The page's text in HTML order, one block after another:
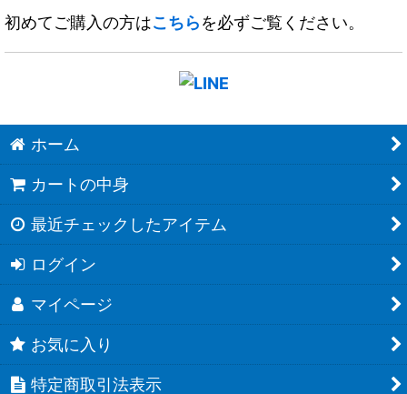
初めてご購入の方はこちらを必ずご覧ください。
ホーム
カートの中身
最近チェックしたアイテム
ログイン
マイページ
お気に入り
特定商取引法表示